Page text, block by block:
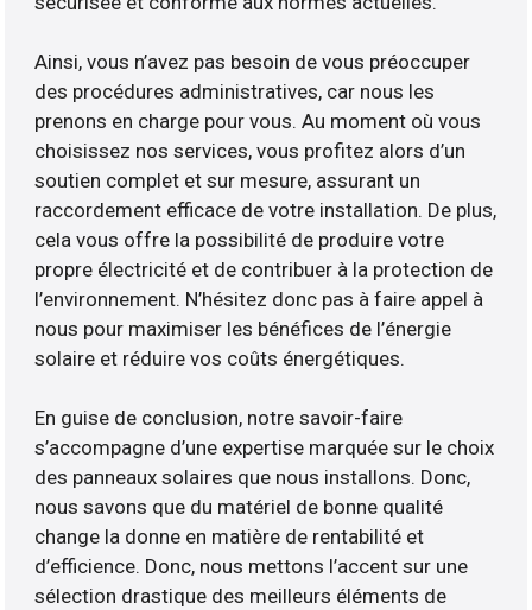
Ainsi, vous n’avez pas besoin de vous préoccuper
des procédures administratives, car nous les
prenons en charge pour vous. Au moment où vous
choisissez nos services, vous profitez alors d’un
soutien complet et sur mesure, assurant un
raccordement efficace de votre installation. De plus,
cela vous offre la possibilité de produire votre
propre électricité et de contribuer à la protection de
l’environnement. N’hésitez donc pas à faire appel à
nous pour maximiser les bénéfices de l’énergie
solaire et réduire vos coûts énergétiques.
En guise de conclusion, notre savoir-faire
s’accompagne d’une expertise marquée sur le choix
des panneaux solaires que nous installons. Donc,
nous savons que du matériel de bonne qualité
change la donne en matière de rentabilité et
d’efficience. Donc, nous mettons l’accent sur une
sélection drastique des meilleurs éléments de